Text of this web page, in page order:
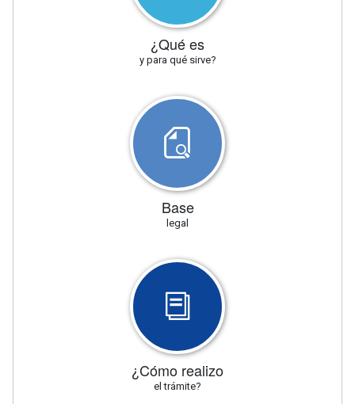
¿Qué es
y para qué sirve?
Base
legal
¿Cómo realizo
el trámite?